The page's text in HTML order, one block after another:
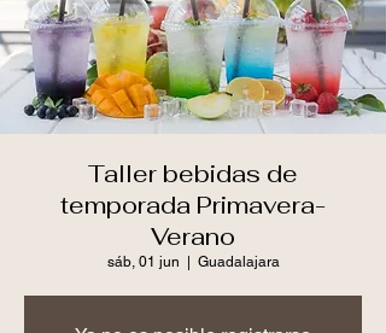
Taller bebidas de
temporada Primavera-
Verano
sáb, 01 jun Guadalajara